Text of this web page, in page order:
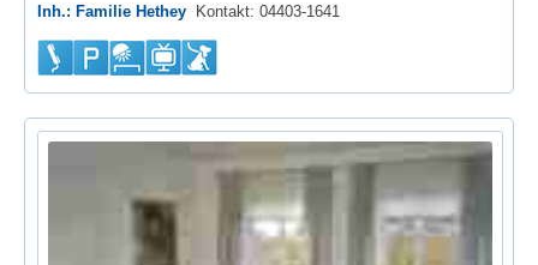
Inh.: Familie Hethey
Kontakt: 04403-1641